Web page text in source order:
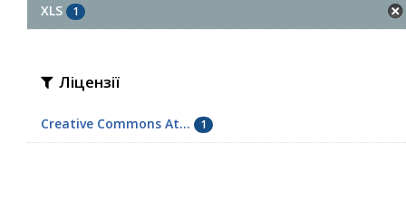
XLS 1
Ліцензії
Creative Commons At... 1